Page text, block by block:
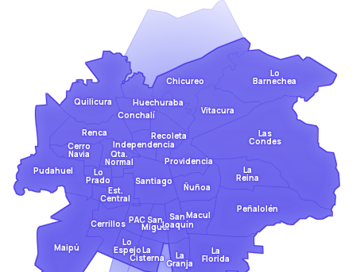
Chicureo
Maipú
Cerrillos
Est.
Central
Pudahuel Lo
Prado
Cerro
Navia
Santiago
Renca
Qta.
Normal
Recoleta
Independencia
Quilicura
Conchalí
La
Cisterna
Lo
Espejo
PACSan
Miguel
La
Granja
San
Joaquín
Providencia
Ñuñoa
La
Reina
Macul
La
Florida
Peñalolén
Las
Condes
Vitacura
Lo
Barnechea
Huechuraba